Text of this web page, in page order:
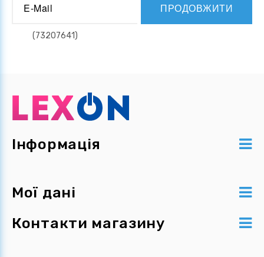
ПРОДОВЖИТИ
Інформація
Мої дані
Контакти магазину